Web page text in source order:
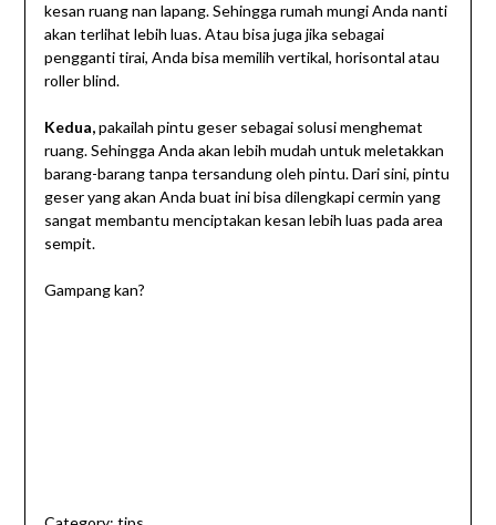
kesan ruang nan lapang. Sehingga rumah mungi Anda nanti
akan terlihat lebih luas. Atau bisa juga jika sebagai
pengganti tirai, Anda bisa memilih vertikal, horisontal atau
roller blind.
Kedua,pakailah pintu geser sebagai solusi menghemat
ruang. Sehingga Anda akan lebih mudah untuk meletakkan
barang-barang tanpa tersandung oleh pintu. Dari sini, pintu
geser yang akan Anda buat ini bisa dilengkapi cermin yang
sangat membantu menciptakan kesan lebih luas pada area
sempit.
Gampang kan?